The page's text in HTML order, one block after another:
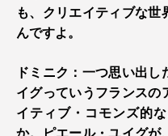
も、クリエイティブな
んですよ。
ドミニク：一つ思い出
イグっていうフランスの
イティブ・コモンズ的
か。ピエール・ユイグが